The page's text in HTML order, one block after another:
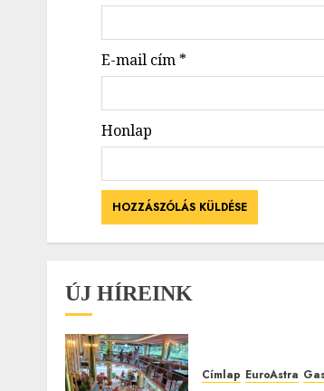
E-mail cím *
Honlap
ÚJ HÍREINK
Címlap EuroAstra